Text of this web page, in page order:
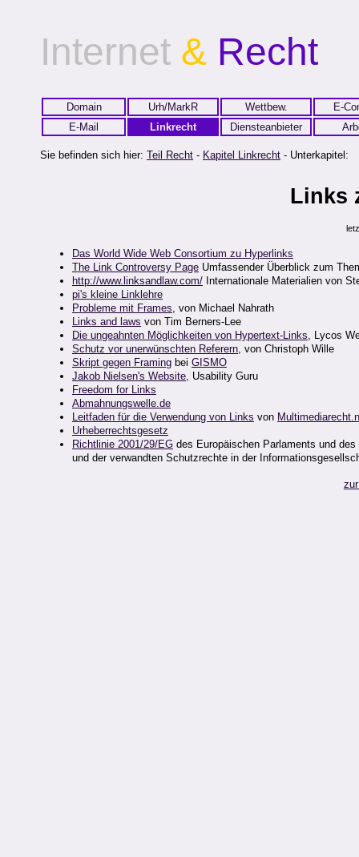
Internet & Recht
Domain Urh/MarkR Wettbew.
E-
E-Mail
Linkrecht Diensteanbieter
Sie befinden sich hier: Teil Recht - Kapitel Linkrecht - Unterkapitel:
Links
Das World Wide Web Consortium zu Hyperlinks
The Link Controversy Page Umfassender Überblick zum
http://www.linksandlaw.com/ Internationale Materialien von
pi's kleine Linklehre
Probleme mit Frames, von Michael Nahrath
Links and laws von Tim Berners-Lee
Die ungeahnten Möglichkeiten von Hypertext-Links, Lycos
Schutz vor unerwünschten Referern, von Christoph Wille
Skript gegen Framing bei GISMO
Jakob Nielsen's Website, Usability Guru
Freedom for Links
Abmahnungswelle.de
Leitfaden für die Verwendung von Links von
Urheberrechtsgesetz
Richtlinie 2001/29/EG des Europäischen Parlaments und
und der verwandten Schutzrechte in der